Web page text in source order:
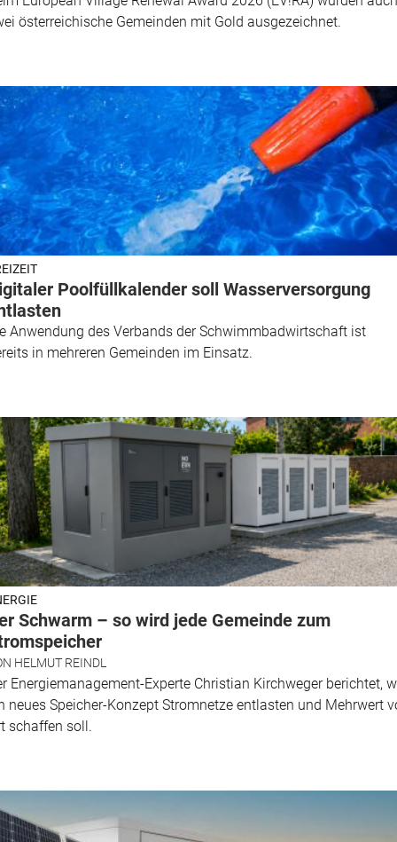
österreichische Gemeinden mit Gold ausgezeichnet.
Poolfüllkalender soll Wasserversorgung
Anwendung des Verbands der Schwimmbadwirtschaft ist
in mehreren Gemeinden im Einsatz.
Schwarm – so wird jede Gemeinde zum
HELMUT REINDL
Energiemanagement-Experte Christian Kirchweger berichtet,
neues Speicher-Konzept Stromnetze entlasten und Mehrwert
schaffen soll.